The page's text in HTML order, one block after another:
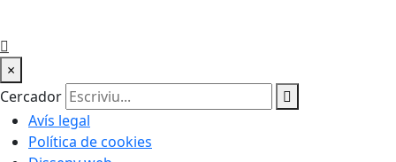
×
Cercador
Avís legal
Política de cookies